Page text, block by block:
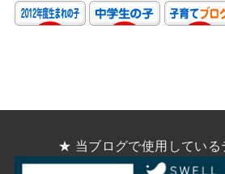
★ 当ブログで使用してい